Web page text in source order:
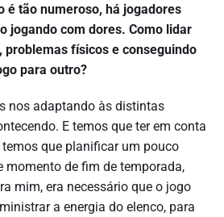
é tão numeroso, há jogadores
jogando com dores. Como lidar
problemas físicos e conseguindo
para outro?
nos adaptando às distintas
E temos que ter em conta
que planificar um pouco
momento de fim de temporada,
mim, era necessário que o jogo
a energia do elenco, para